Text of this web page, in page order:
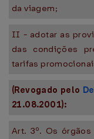
da viagem;
II - adotar as
das condições
tarifas
(Revogado pelo
21.08.2001):
Art. 3º. Os